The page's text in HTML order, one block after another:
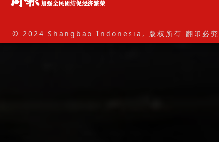
© 2024 Shangbao Indonesia, 版权所有 翻印必